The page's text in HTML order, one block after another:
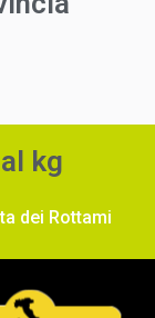
kg
dei Rottami